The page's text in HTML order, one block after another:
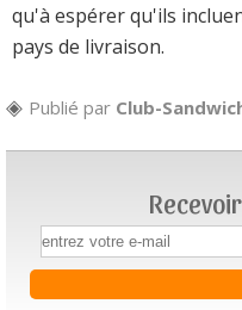
qu'à espérer qu'ils
pays de livraison.
Publié par Club-